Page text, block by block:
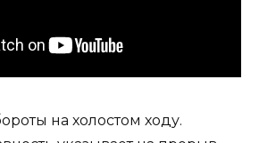
на холостом ходу.